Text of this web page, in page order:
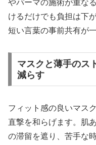
やパーマの施術が重な
けるだけでも負担は下が
短い言葉の事前共有が
マスクと薄手のス
減らす
フィット感の良いマス
直撃を和らげます。肌
の滞留を遮り、苦手な